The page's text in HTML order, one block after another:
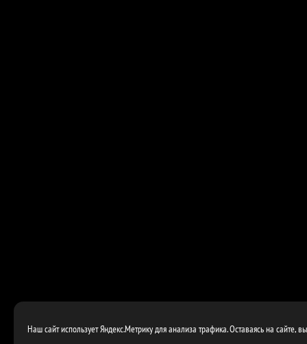
Наш сайт использует Яндекс.Метрику для анализа трафика. Оставаясь на сайте,